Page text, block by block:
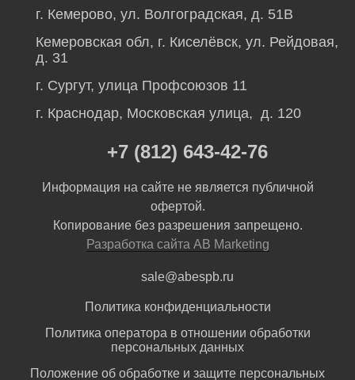
г. Кемерово, ул. Волгоградская, д. 51В
Кемеровская обл, г. Киселёвск, ул. Рейдовая,
д. 31
г. Сургут, улица Профсоюзов 11
г. Краснодар, Московская улица, д. 120
+7 (812) 643-42-76
Информация на сайте не является публичной
офертой.
Копирование без разрешения запрещено.
Разработка сайта AB Marketing
sale@abespb.ru
Политика конфиденциальности
Политика оператора в отношении обработки
персональных данных
Положение об обработке и защите персональных